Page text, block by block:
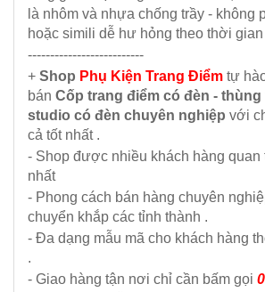
là nhôm và nhựa chống trầy - không
hoặc simili dễ hư hỏng theo thời
--------------------------
+ Shop Phụ Kiện Trang Điểm tự
bán Cốp trang điểm có đèn - thùng
studio có đèn chuyên nghiệp với
cả tốt nhất .
- Shop được nhiều khách hàng quan
nhất
- Phong cách bán hàng chuyên
chuyển khắp các tỉnh thành .
- Đa dạng mẫu mã cho khách hàng
.
- Giao hàng tận nơi chỉ cần bấm gọi